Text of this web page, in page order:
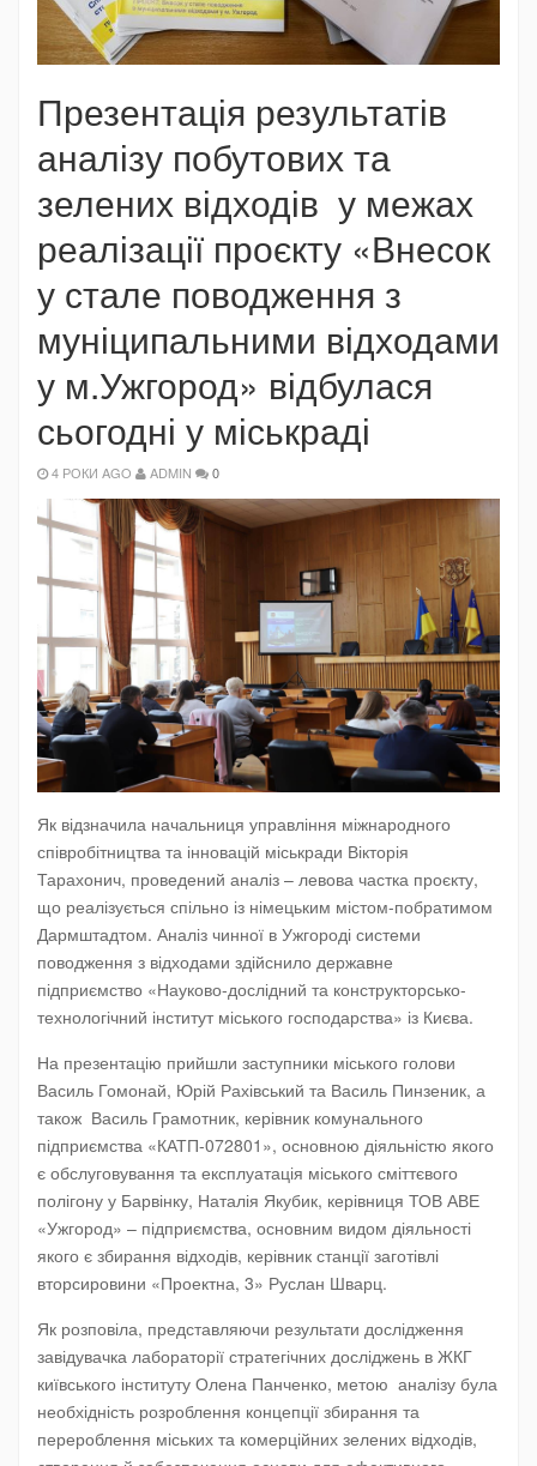
Презентація результатів
аналізу побутових та
зелених відходів у межах
реалізації проєкту «Внесок
у стале поводження з
муніципальними відходами
у м.Ужгород» відбулася
сьогодні у міськраді
4 РОКИ AGO ADMIN 0
Як відзначила начальниця управління міжнародного
співробітництва та інновацій міськради Вікторія
Тарахонич, проведений аналіз – левова частка проєкту,
що реалізується спільно із німецьким містом-побратимом
Дармштадтом. Аналіз чинної в Ужгороді системи
поводження з відходами здійснило державне
підприємство «Науково-дослідний та конструкторсько-
технологічний інститут міського господарства» із Києва.
На презентацію прийшли заступники міського голови
Василь Гомонай, Юрій Рахівський та Василь Пинзеник, а
також Василь Грамотник, керівник комунального
підприємства «КАТП-072801», основною діяльністю якого
є обслуговування та експлуатація міського сміттєвого
полігону у Барвінку, Наталія Якубик, керівниця ТОВ АВЕ
«Ужгород» – підприємства, основним видом діяльності
якого є збирання відходів, керівник станції заготівлі
вторсировини «Проектна, 3» Руслан Шварц.
Як розповіла, представляючи результати дослідження
завідувачка лабораторії стратегічних досліджень в ЖКГ
київського інституту Олена Панченко, метою аналізу була
необхідність розроблення концепції збирання та
перероблення міських та комерційних зелених відходів,